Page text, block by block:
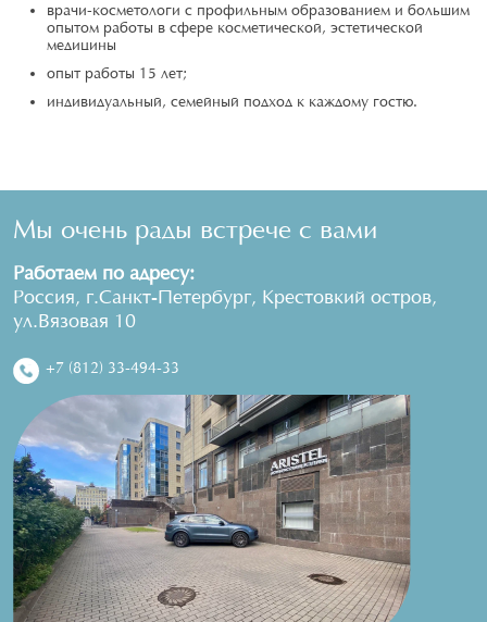
врачи-косметологи с профильным образованием и большим
опытом работы в сфере косметической, эстетической
медицины
опыт работы 15 лет;
индивидуальный, семейный подход к каждому гостю.
Мы очень рады встрече с вами
Работаем по адресу:
Россия, г.Санкт-Петербург, Крестовкий остров,
ул.Вязовая 10
+7 (812) 33-494-33